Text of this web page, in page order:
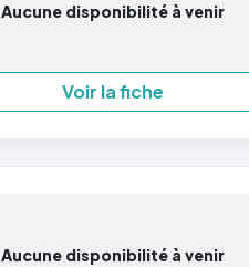
Aucune disponibilité à venir
Voir la fiche
Aucune disponibilité à venir